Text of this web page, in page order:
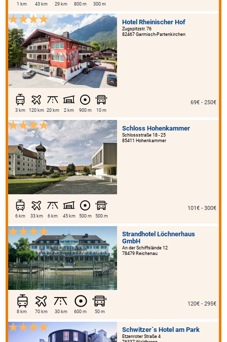
1 km 43 km 29 km 800 m 300 m
Hotel Rheinischer Hof
Zugspitzstr. 76
82467 Garmisch-Partenkirchen
3 km 120 km 20 km 2 km 900 m 10 m
69€ - 250€
Schloss Hohenkammer
Schlossstraße 18 - 25
85411 Hohenkammer
6 km 33 km 6 km 45 km 500 m 500 m
101€ - 300€
Strandhotel Löchnerhaus
GmbH
An der Schiffslände 12
78479 Reichenau
8 km 70 km 30 km 600 m 50 m
120€ - 295€
Schwitzer`s Hotel am Park
Etzenroter Straße 4